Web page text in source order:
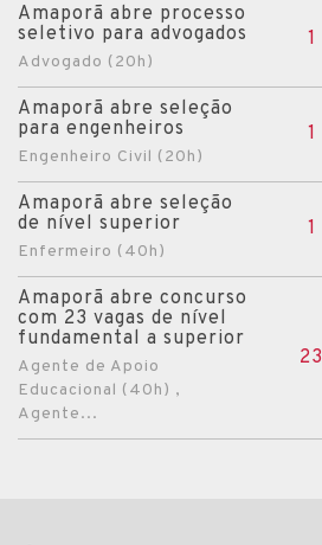
Amaporã abre processo
seletivo para advogados
Advogado (20h)
1
Amaporã abre seleção
para engenheiros
Engenheiro Civil (20h)
1
Amaporã abre seleção
de nível superior
Enfermeiro (40h)
1
Amaporã abre concurso
com 23 vagas de nível
fundamental a superior
Agente de Apoio
Educacional (40h) ,
Agente...
23